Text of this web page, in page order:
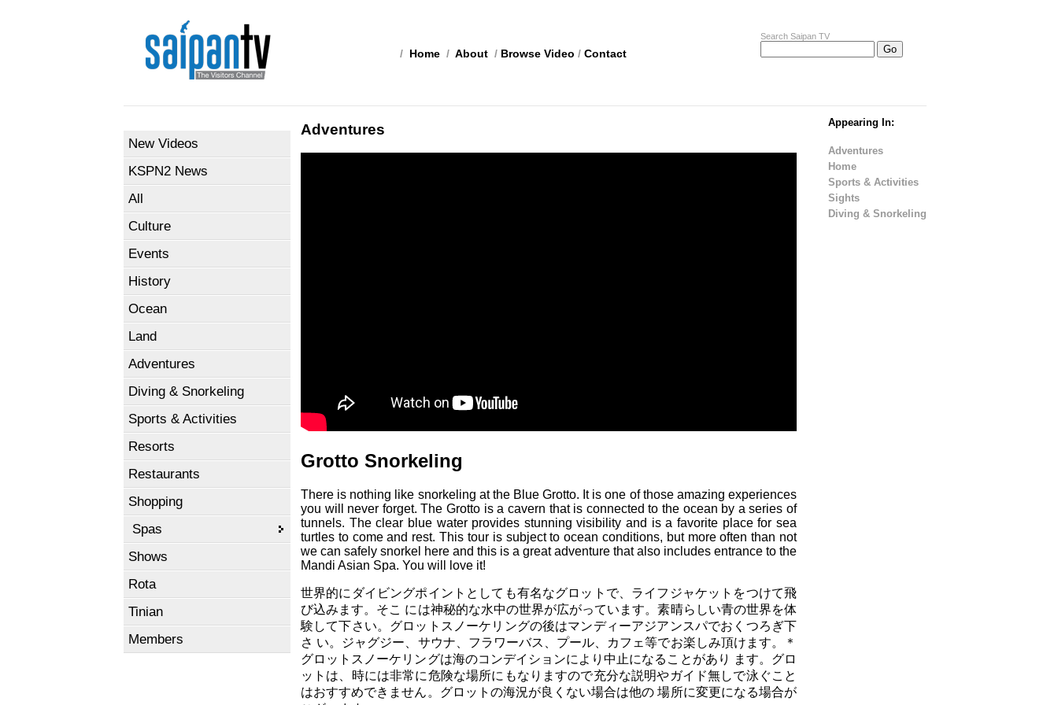
Search Saipan TV
/ Home / About / Browse Video / Contact
New Videos
KSPN2 News
All
Culture
Events
History
Ocean
Land
Adventures
Diving & Snorkeling
Sports & Activities
Resorts
Restaurants
Shopping
Spas
Shows
Rota
Tinian
Members
Appearing In:
Adventures
Home
Sports & Activities
Sights
Diving & Snorkeling
Adventures
Grotto Snorkeling
There is nothing like snorkeling at the Blue Grotto. It is one of those amazing experiences
you will never forget. The Grotto is a cavern that is connected to the ocean by a series of
tunnels. The clear blue water provides stunning visibility and is a favorite place for sea
turtles to come and rest. This tour is subject to ocean conditions, but more often than not
we can safely snorkel here and this is a great adventure that also includes entrance to the
Mandi Asian Spa. You will love it!
世界的にダイビングポイントとしても有名なグロットで、ライフジャケットをつけて飛
び込みます。そこ には神秘的な水中の世界が広がっています。素晴らしい青の世界を体
験して下さい。グロットスノーケリングの後はマンディーアジアンスパでおくつろぎ下
さ い。ジャグジー、サウナ、フラワーバス、プール、カフェ等でお楽しみ頂けます。＊
グロットスノーケリングは海のコンデイションにより中止になることがあり ます。グロ
ットは、時には非常に危険な場所にもなりますので充分な説明やガイド無しで泳ぐこと
はおすすめできません。グロットの海況が良くない場合は他の 場所に変更になる場合が